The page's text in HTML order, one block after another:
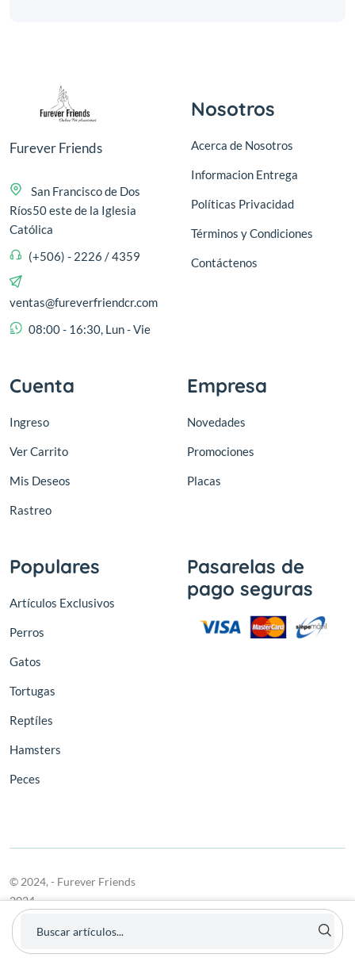
Furever Friends
San Francisco de Dos
Ríos50 este de la Iglesia
Católica
(+506) - 2226 / 4359
ventas@fureverfriendcr.com
08:00 - 16:30, Lun - Vie
Nosotros
Acerca de Nosotros
Informacion Entrega
Políticas Privacidad
Términos y Condiciones
Contáctenos
Cuenta
Ingreso
Ver Carrito
Mis Deseos
Rastreo
Empresa
Novedades
Promociones
Placas
Populares
Artículos Exclusivos
Perros
Gatos
Tortugas
Reptíles
Hamsters
Peces
Pasarelas de
pago seguras
© 2024, - Furever Friends
2024